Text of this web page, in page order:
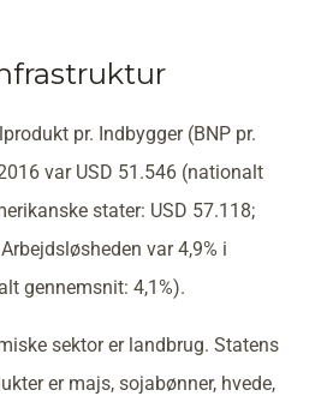
pr. Indbygger (BNP pr.
var USD 51.546 (nationalt
stater: USD 57.118;
var 4,9% i
gennemsnit: 4,1%).
sektor er landbrug. Statens
er majs, sojabønner, hvede,